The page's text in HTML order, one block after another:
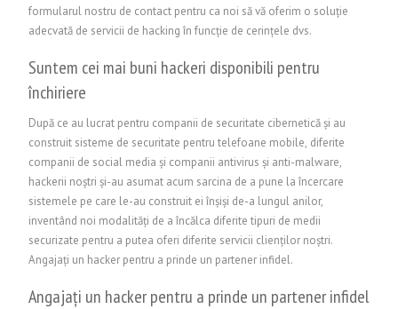
formularul nostru de contact pentru ca noi să vă oferim o soluție
adecvată de servicii de hacking în funcție de cerințele dvs.
Suntem cei mai buni hackeri disponibili pentru
închiriere
După ce au lucrat pentru companii de securitate cibernetică și au
construit sisteme de securitate pentru telefoane mobile, diferite
companii de social media și companii antivirus și anti-malware,
hackerii noștri și-au asumat acum sarcina de a pune la încercare
sistemele pe care le-au construit ei înșiși de-a lungul anilor,
inventând noi modalități de a încălca diferite tipuri de medii
securizate pentru a putea oferi diferite servicii clienților noștri.
Angajați un hacker pentru a prinde un partener infidel.
Angajați un hacker pentru a prinde un partener infidel